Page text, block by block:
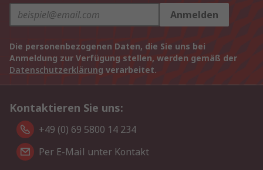
Anmelden
Die personenbezogenen Daten, die Sie uns bei
Anmeldung zur Verfügung stellen, werden gemäß der
Datenschutzerklärung verarbeitet.
Kontaktieren Sie uns:
+49 (0) 69 5800 14 234
Per E-Mail unter Kontakt